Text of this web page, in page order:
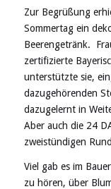
Zur Begrüßung
Sommertag ein
Beerengetränk.
zertifizierte
unterstützte sie,
dazugehörenden
dazugelernt in
Aber auch die 24
zweistündigen
Viel gab es im
zu hören, über